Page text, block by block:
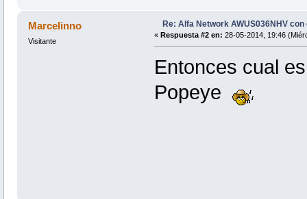
Marcelinno
Visitante
Re: Alfa Network AWUS036NHV
« Respuesta #2 en: 28-05-2014, 19:46
Entonces cual
Popeye